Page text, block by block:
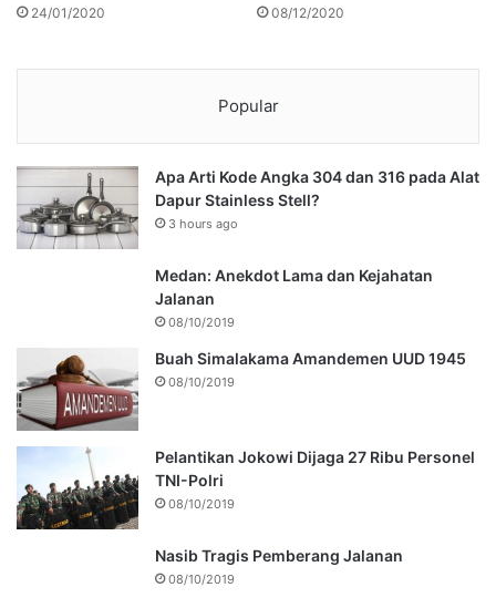
24/01/2020 08/12/2020
Popular
Apa Arti Kode Angka 304 dan 316 pada Alat
Dapur Stainless Stell?
3 hours ago
Medan: Anekdot Lama dan Kejahatan
Jalanan
08/10/2019
Buah Simalakama Amandemen UUD 1945
08/10/2019
Pelantikan Jokowi Dijaga 27 Ribu Personel
TNI-Polri
08/10/2019
Nasib Tragis Pemberang Jalanan
08/10/2019